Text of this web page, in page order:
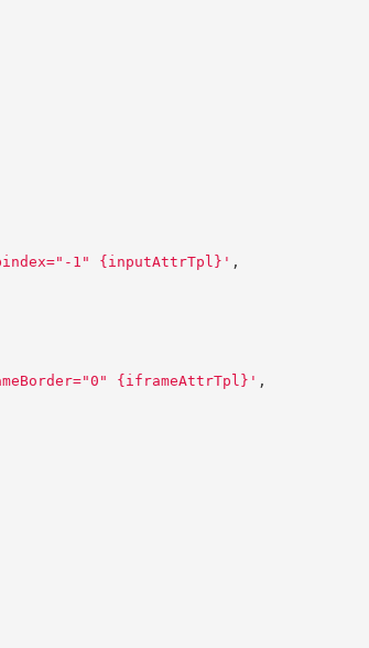
1" {inputAttrTpl} ' ,
{iframeAttrTpl} ' ,